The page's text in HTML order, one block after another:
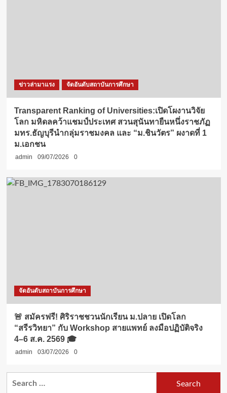
ข่าวล่ามาแรง จัดอันดับสถาบันการศึกษา
Transparent Ranking of Universities:เปิดโผงานวิจัย
โลก มหิดลคว้าแชมป์ประเทศ สวนสุนันทายืนหนึ่งราชภัฏ
มทร.ธัญบุรีนำกลุ่มราชมงคล และ “ม.ชินวัตร” ผงาดที่ 1
ม.เอกชน
admin 09/07/2026 0
จัดอันดับสถาบันการศึกษา
🚨 สมัครฟรี! ศิริราชชวนนักเรียน ม.ปลาย เปิดโลก
“สรีรวิทยา” กับ Workshop สายแพทย์ ลงมือปฏิบัติจริง
4–6 ส.ค. 2569 🎓
admin 03/07/2026 0